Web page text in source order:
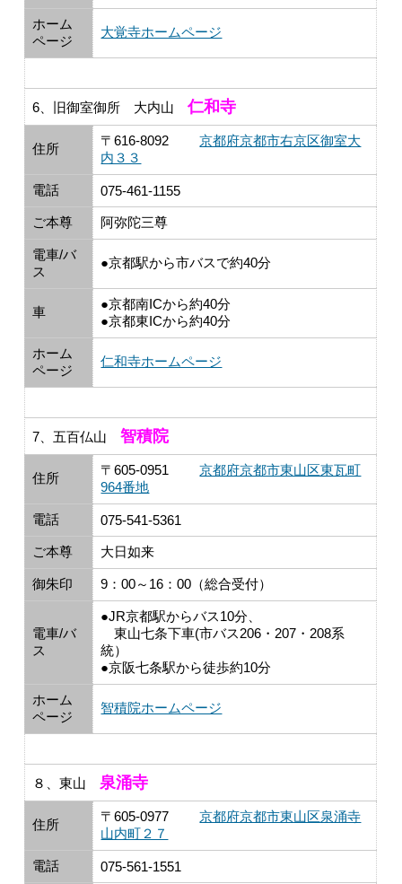
ホーム
ページ
大覚寺ホームページ
6、旧御室御所 大内山仁和寺
住所
〒616-8092京都府京都市右京区御室大
内３３
電話 075-461-1155
ご本尊 阿弥陀三尊
電車/バ
ス
●京都駅から市バスで約40分
車
●京都南ICから約40分
●京都東ICから約40分
ホーム
ページ
仁和寺ホームページ
7、五百仏山智積院
住所
〒605-0951京都府京都市東山区東瓦町
964番地
電話 075-541-5361
ご本尊 大日如来
御朱印 9：00～16：00（総合受付）
電車/バ
ス
●JR京都駅からバス10分、
東山七条下車(市バス206・207・208系
統）
●京阪七条駅から徒歩約10分
ホーム
ページ
智積院ホームページ
８、東山 泉涌寺
住所
〒605-0977京都府京都市東山区泉涌寺
山内町２７
電話 075-561-1551